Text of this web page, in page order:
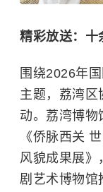
精彩放送：十
围绕2026年
主题，荔湾区
动。荔湾博物
《侨脉西关
风貌成果展》
剧艺术博物